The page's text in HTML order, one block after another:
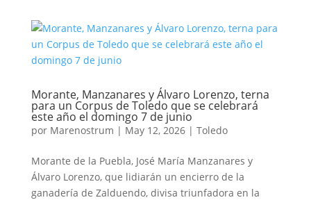
Morante, Manzanares y Álvaro Lorenzo, terna
para un Corpus de Toledo que se celebrará
este año el domingo 7 de junio
por Marenostrum | May 12, 2026| Toledo
Morante de la Puebla, José María Manzanares y
Álvaro Lorenzo, que lidiarán un encierro de la
ganadería de Zalduendo, divisa triunfadora en la